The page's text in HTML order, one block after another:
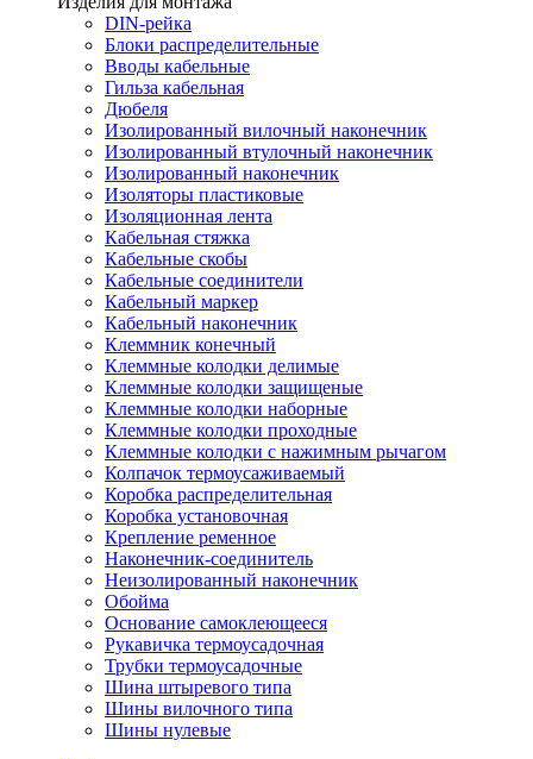
DIN-рейка
Блоки распределительные
Вводы кабельные
Гильза кабельная
Дюбеля
Изолированный вилочный наконечник
Изолированный втулочный наконечник
Изолированный наконечник
Изоляторы пластиковые
Изоляционная лента
Кабельная стяжка
Кабельные скобы
Кабельные соединители
Кабельный маркер
Кабельный наконечник
Клеммник конечный
Клеммные колодки делимые
Клеммные колодки защищеные
Клеммные колодки наборные
Клеммные колодки проходные
Клеммные колодки с нажимным рычагом
Колпачок термоусаживаемый
Коробка распределительная
Коробка установочная
Крепление ременное
Наконечник-соединитель
Неизолированный наконечник
Обойма
Основание самоклеющееся
Рукавичка термоусадочная
Трубки термоусадочные
Шина штыревого типа
Шины вилочного типа
Шины нулевые